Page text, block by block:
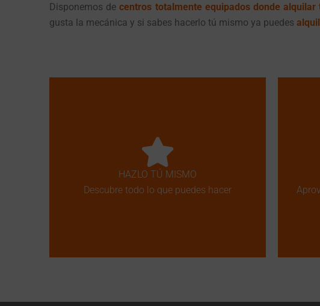
Disponemos de centros totalmente equipados donde alquilar
gusta la mecánica y si sabes hacerlo tú mismo ya puedes
HAZLO TÚ MISMO
Descubre todo lo que puedes hacer